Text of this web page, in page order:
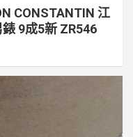
CONSTANTIN 江
9成5新 ZR546